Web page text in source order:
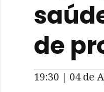
de
19:30 | 04 de